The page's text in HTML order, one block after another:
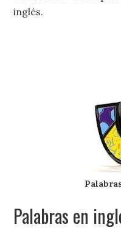
inglés.
Palabras en